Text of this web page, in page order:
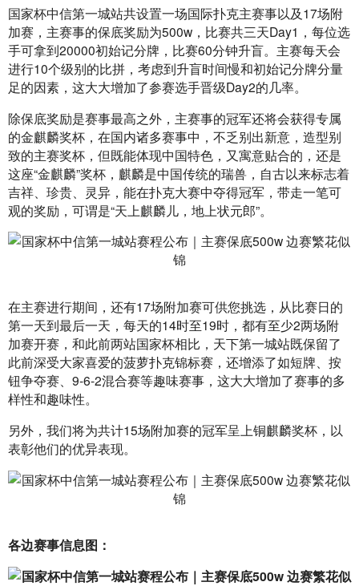
国家杯中信第一城站共设置一场国际扑克主赛事以及17场附
加赛，主赛事的保底奖励为500w，比赛共三天Day1，每位选
手可拿到20000初始记分牌，比赛60分钟升盲。主赛每天会
进行10个级别的比拼，考虑到升盲时间慢和初始记分牌分量
足的因素，这大大增加了参赛选手晋级Day2的几率。
除保底奖励是赛事最高之外，主赛事的冠军还将会获得专属
的金麒麟奖杯，在国内诸多赛事中，不乏别出新意，造型别
致的主赛奖杯，但既能体现中国特色，又寓意贴合的，还是
这座“金麒麟”奖杯，麒麟是中国传统的瑞兽，自古以来标志着
吉祥、珍贵、灵异，能在扑克大赛中夺得冠军，带走一笔可
观的奖励，可谓是“天上麒麟儿，地上状元郎”。
在主赛进行期间，还有17场附加赛可供您挑选，从比赛日的
第一天到最后一天，每天的14时至19时，都有至少2两场附
加赛开赛，和此前两站国家杯相比，天下第一城站既保留了
此前深受大家喜爱的菠萝扑克锦标赛，还增添了如短牌、按
钮争夺赛、9-6-2混合赛等趣味赛事，这大大增加了赛事的多
样性和趣味性。
另外，我们将为共计15场附加赛的冠军呈上铜麒麟奖杯，以
表彰他们的优异表现。
各边赛事信息图：